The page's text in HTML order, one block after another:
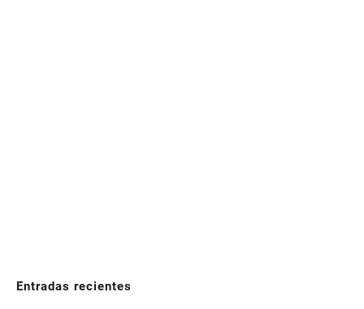
Entradas recientes